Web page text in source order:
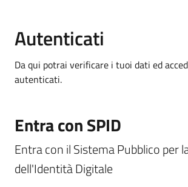
Autenticati
Da qui potrai verificare i tuoi dati ed
autenticati.
Entra con SPID
Entra con il Sistema Pubblico per
dell'Identità Digitale